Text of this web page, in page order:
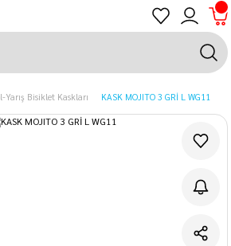
Yarış Bisiklet Kaskları KASK MOJITO 3 GRİ L WG11